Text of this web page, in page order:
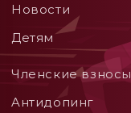
Новости
Детям
Членские взносы
Aнтидопинг